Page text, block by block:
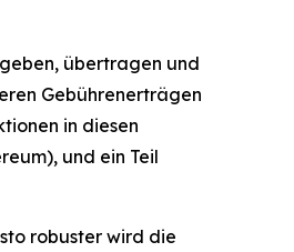
übertragen und
Gebührenerträgen
in diesen
und ein Teil
robuster wird die